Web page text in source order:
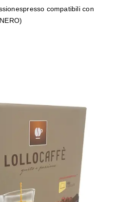
compatibili con
Lollo Caffè
compatibili con